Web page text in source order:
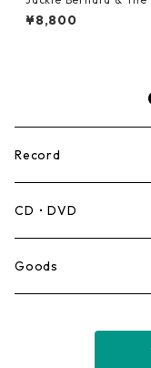
tonians - Never
armony【7-21948】
¥8,800
Record
Mento,Calypso,Ballad
Ska
CD・DVD
Goods